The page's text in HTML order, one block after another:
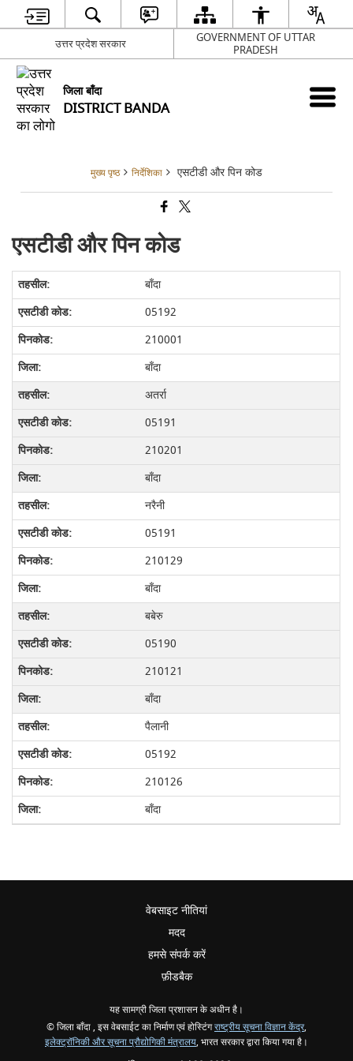
उत्तर प्रदेश सरकार
GOVERNMENT OF UTTAR
PRADESH
जिला बाँदा
DISTRICT BANDA
मुख्य पृष्ठ निर्देशिका एसटीडी और पिन कोड
एसटीडी और पिन कोड
बाँदा
05192
210001
बाँदा
अतर्रा
05191
210201
बाँदा
नरैनी
05191
210129
बाँदा
बबेरु
05190
210121
बाँदा
पैलानी
05192
210126
बाँदा
वेबसाइट नीतियां
मदद
हमसे संपर्क करें
फ़ीडबैक
यह सामग्री जिला प्रशासन के अधीन है।
© जिला बाँदा , इस वेबसाईट का निर्माण एवं होस्टिंगराष्ट्रीय सूचना विज्ञान केंद्र,
इलेक्ट्रॉनिकी और सूचना प्रौद्योगिकी मंत्रालय, भारत सरकार द्वारा किया गया है।